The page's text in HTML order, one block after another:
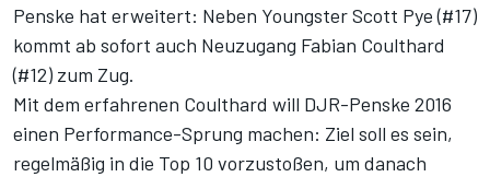
Penske hat erweitert: Neben Youngster Scott Pye (#17)
kommt ab sofort auch Neuzugang Fabian Coulthard
(#12) zum Zug.
Mit dem erfahrenen Coulthard will DJR-Penske 2016
einen Performance-Sprung machen: Ziel soll es sein,
regelmäßig in die Top 10 vorzustoßen, um danach